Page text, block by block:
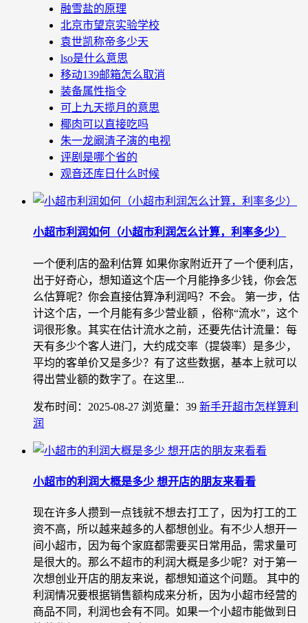
融雪盐的原理
北京市望京实验学校
袁世凯称帝多少天
lso是什么意思
移动139邮箱怎么取消
装备属性指令
可上九天揽月的意思
椰肉可以直接吃吗
朱一龙阚清子演的电视
评剧是哪个省的
观音还库日什么时候
小超市利润如何（小超市利润怎么计算，利率多少）
一个便利店的盈利估算 如果你家附近开了一个便利店，
出于好奇心，想知道这个店一个月能挣多少钱，你会怎
么估算呢？你会直接估算净利润吗？不会。 第一步，估
计这个店，一个月能有多少营业额 ，俗称“流水”，这个
词很形象。其实在估计流水之前，还要先估计流量：每
天有多少个客人进门，大约成交率（提袋率）是多少，
平均的客单价又是多少？有了这些数据，基本上就可以
得出营业额的数字了。在这里...
发布时间：2025-08-27 浏览量：39 新手开超市怎样算利
润
小超市的利润大概是多少 想开店的朋友来看看
现在许多人攒到一点钱就不想去打工了，因为打工的工
资不高，所以越来越多的人都想创业。有不少人想开一
间小超市，因为每个家庭都需要买日常用品，需求量可
是很大的。那么不超市的利润大概是多少呢？对于第一
次想创业开店的朋友来说，都想知道这个问题。 其中的
利润情况要根据销售额构成来分析，因为小超市经营的
商品不同，利润也会有不同。如果一个小超市能做到日